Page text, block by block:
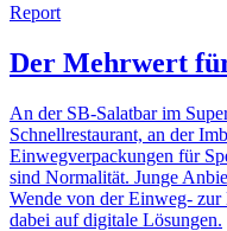
Report
Der Mehrwert
An der SB-Salatbar im
Schnellrestaurant, an der
Einwegverpackungen für
sind Normalität. Junge
Wende von der Einweg-
dabei auf digitale Lösungen.